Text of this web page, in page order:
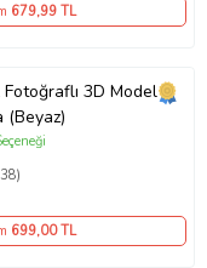
679,99 TL
3D Model
(Beyaz)
699,00 TL